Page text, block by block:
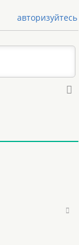
авторизуйтесь